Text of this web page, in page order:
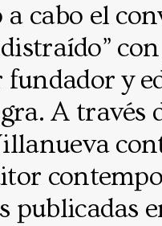
cabo el
y
A través
publicadas